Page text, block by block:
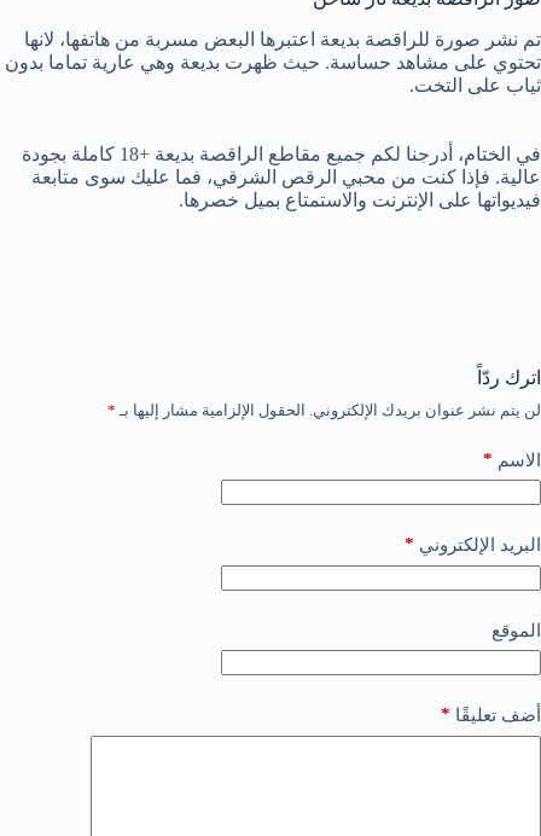
تم نشر صورة للراقصة بديعة اعتبرها البعض مسربة من هاتفها، لانها
تحتوي على مشاهد حساسة. حيث ظهرت بديعة وهي عارية تماما بدون
ثياب على التخت.
في الختام، أدرجنا لكم جميع مقاطع الراقصة بديعة +18 كاملة بجودة
عالية. فإذا كنت من محبي الرقص الشرقي، فما عليك سوى متابعة
فيديواتها على الإنترنت والاستمتاع بميل خصرها.
اترك ردّاً
لن يتم نشر عنوان بريدك الإلكتروني. الحقول الإلزامية مشار إليها بـ *
الاسم *
البريد الإلكتروني *
الموقع
أضف تعليقًا *